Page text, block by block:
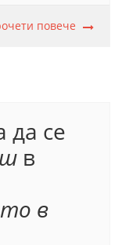
ни
в което
повече
да се
в
в